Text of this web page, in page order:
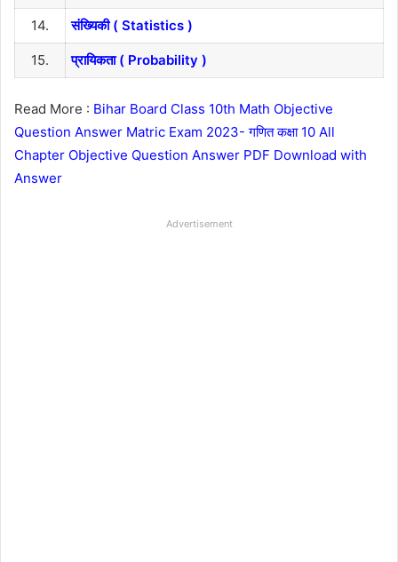
14. संख्यिकी ( Statistics )
15. प्रायिकता ( Probability )
Read More : Bihar Board Class 10th Math Objective
Question Answer Matric Exam 2023- गणित कक्षा 10 All
Chapter Objective Question Answer PDF Download with
Answer
Advertisement